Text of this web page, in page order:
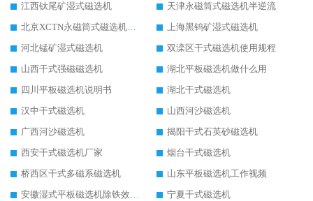
江西钛尾矿湿式磁选机
天津永磁筒式磁选机半逆流
北京XCTN永磁筒式磁选机磁块位置
上海黑钨矿湿式磁选机
河北锰矿湿式磁选机
双滦区干式磁选机使用规程
山西干式强磁磁选机
湖北平板磁选机做什么用
四川平板磁选机说明书
湖北干式磁选机
汉中干式磁选机
山西河沙磁选机
广西河沙磁选机
揭阳干式石英砂磁选机
西安干式磁选机厂家
烟台干式磁选机
桥西区干式多磁系磁选机
山东平板磁选机工作视频
安徽湿式平板磁选机除铁效果怎么样
宁夏干式磁选机